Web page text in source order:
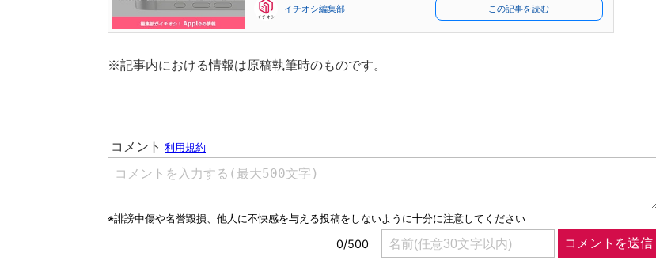
イチオシ編集部 この記事を読む
※記事内における情報は原稿執筆時のものです。